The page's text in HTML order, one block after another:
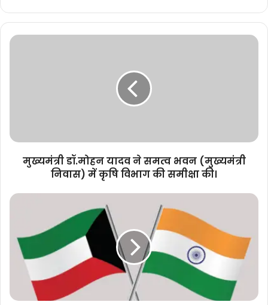
मुख्यमंत्री
में
विभागमुख्यमंत्री डॉ.मोहन यादव ने समत्व भवन (मुख्यमंत्री
निवास) में कृषि विभाग की समीक्षा की।
भारत-
रणनीतिक
साझेदारी